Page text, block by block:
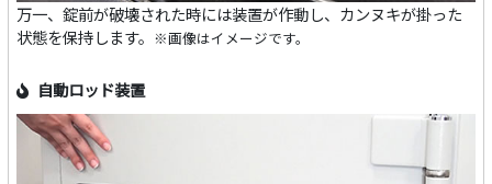
万一、錠前が破壊された時には装置が作動し、カンヌキが掛った
状態を保持します。 ※画像はイメージです。
自動ロッド装置